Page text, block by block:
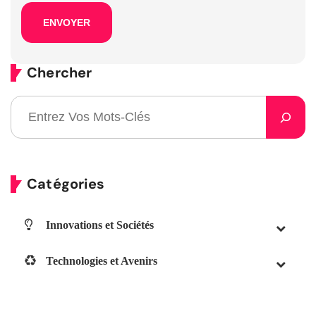
Chercher
Catégories
Innovations et Sociétés
Technologies et Avenirs